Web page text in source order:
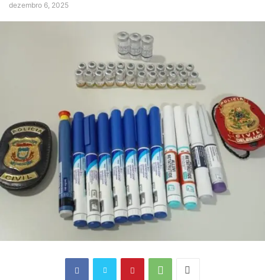
dezembro 6, 2025